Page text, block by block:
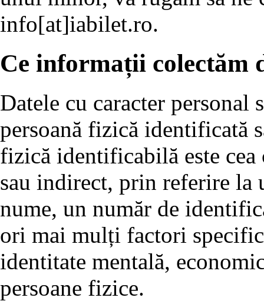
info[at]iabilet.ro.
Ce informații colectăm
Datele cu caracter
persoană fizică identificată
fizică identificabilă este
sau indirect, prin referire
nume, un număr de
ori mai mulți factori
identitate mentală,
persoane fizice.